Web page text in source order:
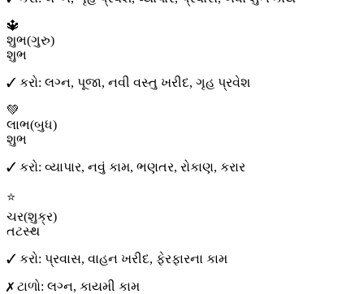
🔱
શુભ(ગુરુ)
શુભ
✓ કરો: લગ્ન, પૂજા, નવી વસ્તુ ખરીદ, ગૃહ પ્રવેશ
💚
લાભ(બુધ)
શુભ
✓ કરો: વ્યાપાર, નવું કામ, ભણતર, રોકાણ, કરાર
⭐
ચર(શુક્ર)
તટસ્થ
✓ કરો: પ્રવાસ, વાહન ખરીદ, ફેરફારના કામ
✗ ટાળો: લગ્ન, કાયમી કામ